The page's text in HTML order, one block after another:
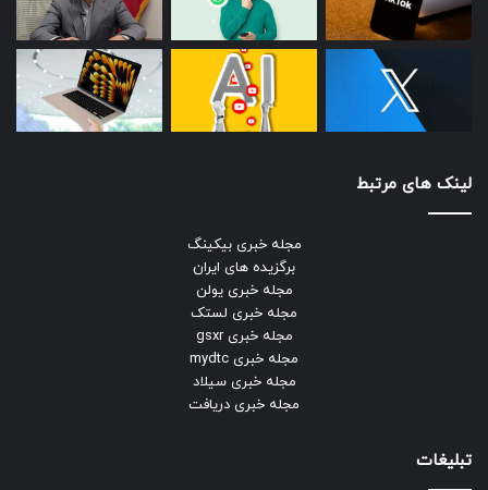
لینک های مرتبط
مجله خبری بیکینگ
برگزیده های ایران
مجله خبری یولن
مجله خبری لستک
مجله خبری gsxr
مجله خبری mydtc
مجله خبری سیلاد
مجله خبری دریافت
تبلیغات